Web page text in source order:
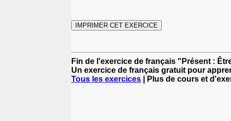
Fin de l'exercice de français "Présent :
Un exercice de français gratuit pour
Tous les exercices | Plus de cours et